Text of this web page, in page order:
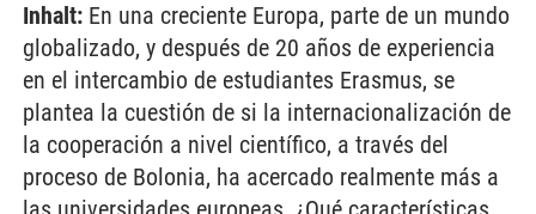
Inhalt: En una creciente Europa, parte de un mundo
globalizado, y después de 20 años de experiencia
en el intercambio de estudiantes Erasmus, se
plantea la cuestión de si la internacionalización de
la cooperación a nivel científico, a través del
proceso de Bolonia, ha acercado realmente más a